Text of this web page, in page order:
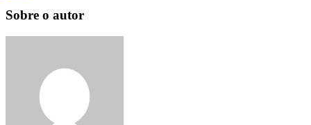
Sobre o autor